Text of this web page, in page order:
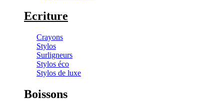
Ecriture
Crayons
Stylos
Surligneurs
Stylos éco
Stylos de luxe
Boissons